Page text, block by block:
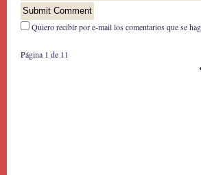
Quiero recibír por e-mail los comentarios que se
Página 1 de 1 1